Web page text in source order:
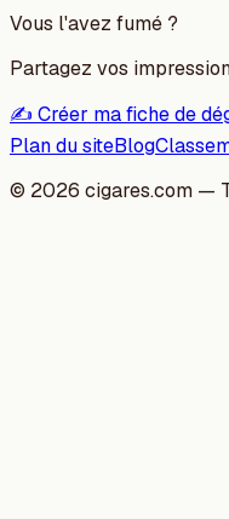
Vous l'avez fumé ?
Partagez vos
✍️ Créer ma fiche de
Plan du siteBlog
© 2026 cigares.com —